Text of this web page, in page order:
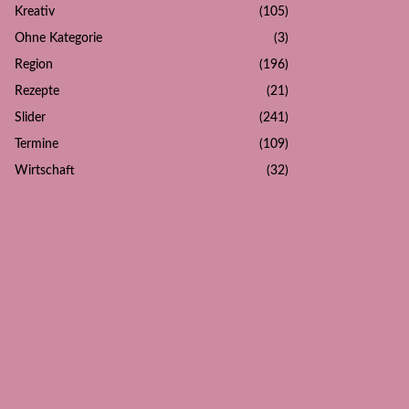
Kreativ (105)
Ohne Kategorie (3)
Region (196)
Rezepte (21)
Slider (241)
Termine (109)
Wirtschaft (32)